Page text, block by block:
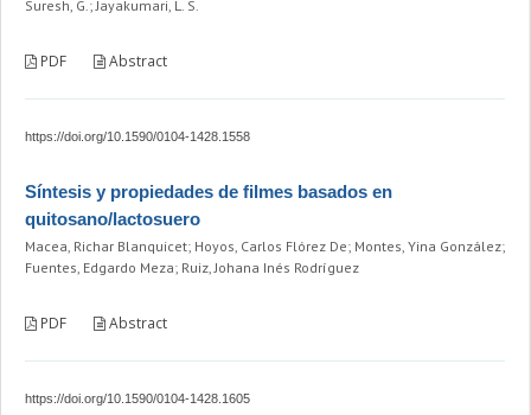
Suresh, G.; Jayakumari, L. S.
PDF Abstract
https://doi.org/10.1590/0104-1428.1558
Síntesis y propiedades de filmes basados en
quitosano/lactosuero
Macea, Richar Blanquicet; Hoyos, Carlos Flórez De; Montes, Yina González;
Fuentes, Edgardo Meza; Ruiz, Johana Inés Rodríguez
PDF Abstract
https://doi.org/10.1590/0104-1428.1605